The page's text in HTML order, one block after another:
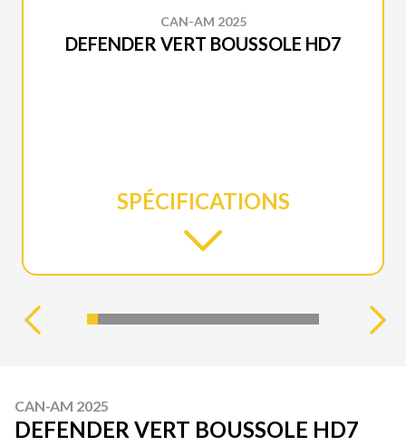
CAN-AM 2025
DEFENDER VERT BOUSSOLE HD7
SPÉCIFICATIONS
CAN-AM 2025
DEFENDER VERT BOUSSOLE HD7